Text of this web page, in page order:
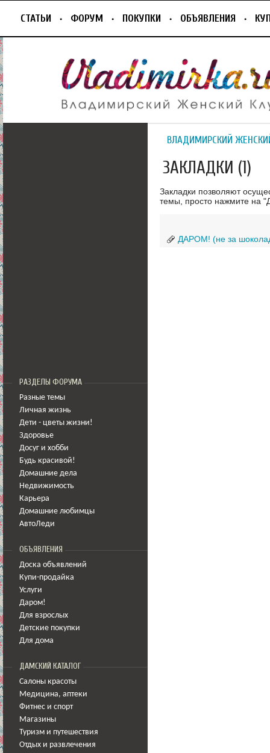
СТАТЬИ ФОРУМ ПОКУПКИ ОБЪЯВЛЕНИЯ
РАЗДЕЛЫ ФОРУМА
Разные темы
Личная жизнь
Дети - цветы жизни!
Здоровье
Досуг и хобби
Будь красивой!
Домашние дела
Недвижимость
Карьера
Домашние любимцы
АвтоЛеди
ОБЪЯВЛЕНИЯ
Доска объявлений
Купи-продайка
Услуги
Даром!
Для взрослых
Детские покупки
Для дома
ДАМСКИЙ КАТАЛОГ
Салоны красоты
Медицина, аптеки
Фитнес и спорт
Магазины
Туризм и путешествия
Отдых и развлечения
ВЛАДИМИРСКИЙ
ЗАКЛАДКИ (1)
Закладки позволяют
темы, просто нажмите на
ДАРОМ! (не за